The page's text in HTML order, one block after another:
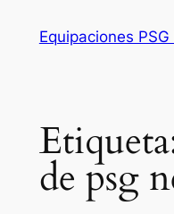
Equipaciones
de psg